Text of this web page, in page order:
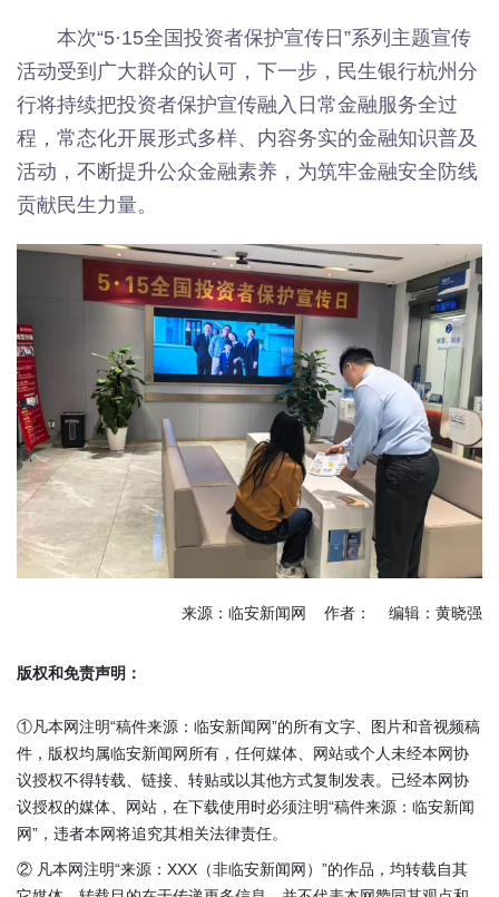
本次“5·15全国投资者保护宣传日”系列主题宣传
活动受到广大群众的认可，下一步，民生银行杭州分
行将持续把投资者保护宣传融入日常金融服务全过
程，常态化开展形式多样、内容务实的金融知识普及
活动，不断提升公众金融素养，为筑牢金融安全防线
贡献民生力量。
来源：临安新闻网 作者： 编辑：黄晓强
版权和免责声明：
①凡本网注明“稿件来源：临安新闻网”的所有文字、图片和音视频稿
件，版权均属临安新闻网所有，任何媒体、网站或个人未经本网协
议授权不得转载、链接、转贴或以其他方式复制发表。已经本网协
议授权的媒体、网站，在下载使用时必须注明“稿件来源：临安新闻
网”，违者本网将追究其相关法律责任。
② 凡本网注明“来源：XXX（非临安新闻网）”的作品，均转载自其